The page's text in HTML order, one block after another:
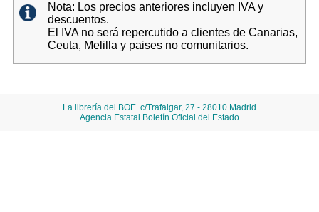
Nota: Los precios anteriores incluyen IVA y
descuentos.
El IVA no será repercutido a clientes de Canarias,
Ceuta, Melilla y paises no comunitarios.
La librería del BOE. c/Trafalgar, 27 - 28010 Madrid
Agencia Estatal Boletín Oficial del Estado